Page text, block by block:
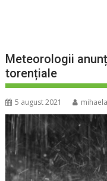
Meteorologii
torențiale
5 august 2021